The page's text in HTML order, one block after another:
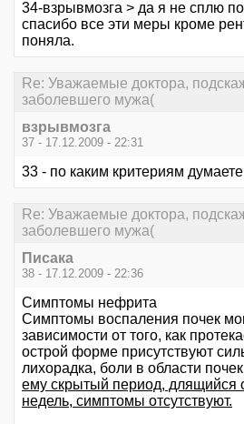
34-взрывмозга > да я не сплю
спасибо все эти меры кроме
поняла.
Re: Уважаемые доктора,
заболевшего мужа(
взрывмозга
37 - 17.12.2009 - 22:31
33 - по каким критериям
Re: Уважаемые доктора,
заболевшего мужа(
Писака
38 - 17.12.2009 - 22:36
Симптомы нефрита
Симптомы воспаления почек
зависимости от того, как
острой форме присутствуют
лихорадка, боли в области
ему скрытый период, длящийся
недель, симптомы отсутствуют.